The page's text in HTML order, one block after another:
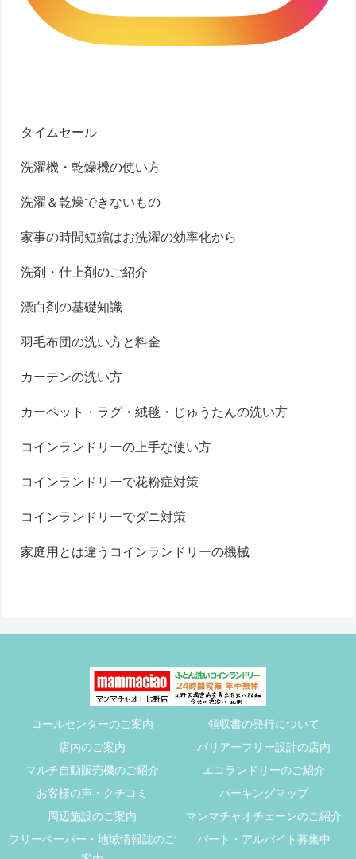
タイムセール
洗濯機・乾燥機の使い方
洗濯＆乾燥できないもの
家事の時間短縮はお洗濯の効率化から
洗剤・仕上剤のご紹介
漂白剤の基礎知識
羽毛布団の洗い方と料金
カーテンの洗い方
カーペット・ラグ・絨毯・じゅうたんの洗い方
コインランドリーの上手な使い方
コインランドリーで花粉症対策
コインランドリーでダニ対策
家庭用とは違うコインランドリーの機械
コールセンターのご案内
領収書の発行について
店内のご案内
バリアーフリー設計の店内
マルチ自動販売機のご紹介
エコランドリーのご紹介
お客様の声・クチコミ
パーキングマップ
周辺施設のご案内
マンマチャオチェーンのご紹介
フリーペーパー・地域情報誌のご
パート・アルバイト募集中